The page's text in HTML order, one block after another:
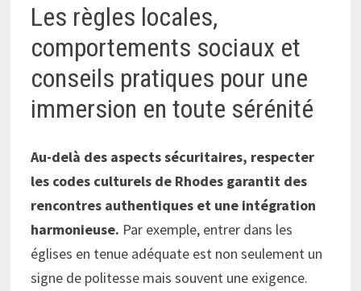
Les règles locales,
comportements sociaux et
conseils pratiques pour une
immersion en toute sérénité
Au-delà des aspects sécuritaires, respecter
les codes culturels de Rhodes garantit des
rencontres authentiques et une intégration
harmonieuse. Par exemple, entrer dans les
églises en tenue adéquate est non seulement un
signe de politesse mais souvent une exigence.